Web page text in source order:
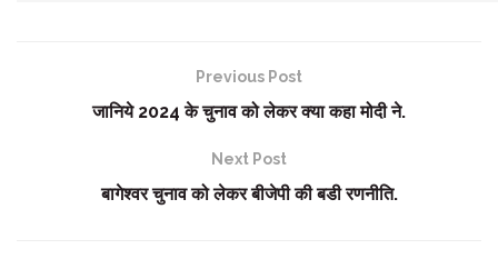
Previous Post
जानिये 2024 के चुनाव को लेकर क्या कहा मोदी ने.
Next Post
बागेश्वर चुनाव को लेकर बीजेपी की बडी रणनीति.